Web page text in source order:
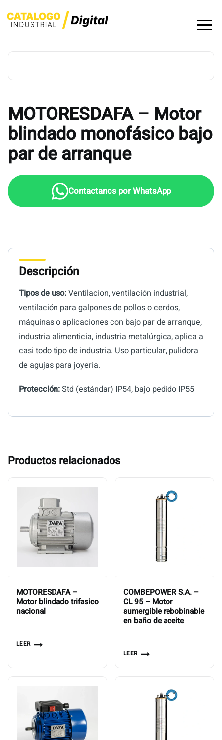
to
MOTORESDAFA – Motor
blindado monofásico bajo
par de arranque
Descripción
Tipos de uso:Ventilacion, ventilación industrial,
ventilación para galpones de pollos o cerdos,
máquinas o aplicaciones con bajo par de arranque,
industria alimenticia, industria metalúrgica, aplica a
casi todo tipo de industria. Uso particular, pulidora
de agujas para joyeria.
Protección:Std (estándar) IP54, bajo pedido IP55
Productos relacionados
MOTORESDAFA –
Motor blindado trifasico
nacional
LEER
COMBEPOWER S.A. –
CL 95 – Motor
sumergible rebobinable
en baño de aceite
LEER